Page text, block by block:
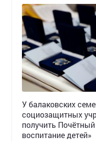
У балаковских
социозащитных
получить
воспитание детей»